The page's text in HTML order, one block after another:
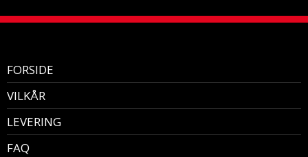
FORSIDE
VILKÅR
LEVERING
FAQ